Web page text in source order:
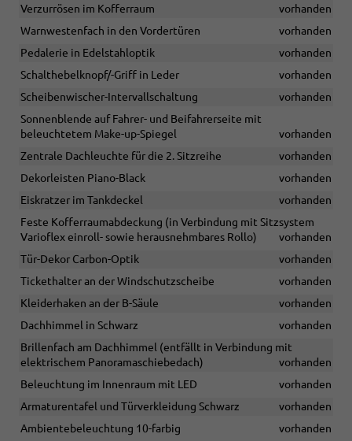
Verzurrösen im Kofferraum
vorhanden
Warnwestenfach in den Vordertüren
vorhanden
Pedalerie in Edelstahloptik
vorhanden
Schalthebelknopf/-Griff in Leder
vorhanden
Scheibenwischer-Intervallschaltung
vorhanden
Sonnenblende auf Fahrer- und Beifahrerseite mit
beleuchtetem Make-up-Spiegel
vorhanden
Zentrale Dachleuchte für die 2. Sitzreihe
vorhanden
Dekorleisten Piano-Black
vorhanden
Eiskratzer im Tankdeckel
vorhanden
Feste Kofferraumabdeckung (in Verbindung mit Sitzsystem
Varioflex einroll- sowie herausnehmbares Rollo)
vorhanden
Tür-Dekor Carbon-Optik
vorhanden
Tickethalter an der Windschutzscheibe
vorhanden
Kleiderhaken an der B-Säule
vorhanden
Dachhimmel in Schwarz
vorhanden
Brillenfach am Dachhimmel (entfällt in Verbindung mit
elektrischem Panoramaschiebedach)
vorhanden
Beleuchtung im Innenraum mit LED
vorhanden
Armaturentafel und Türverkleidung Schwarz
vorhanden
Ambientebeleuchtung 10-farbig
vorhanden